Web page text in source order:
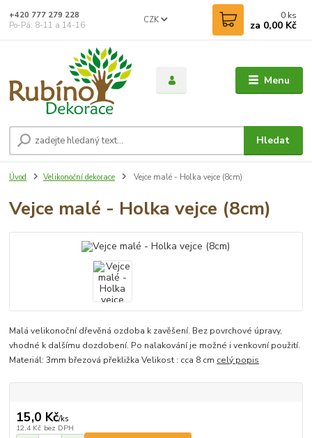
Menu
CZK
Hledat
+420 777 279 228
Po-Pá: 8-11 a 14-16
0 ks
za 0,00 Kč
Úvod Velikonoční dekorace Vejce malé - Holka vejce (8cm)
Vejce malé - Holka vejce (8cm)
Malá velikonoční dřevěná ozdoba k zavěšení. Bez povrchové úpravy,
vhodné k dalšímu dozdobení. Po nalakování je možné i venkovní použití.
Materiál: 3mm březová překližka Velikost : cca 8 cm celý popis
15,0 Kč/ks
12,4 Kč bez DPH